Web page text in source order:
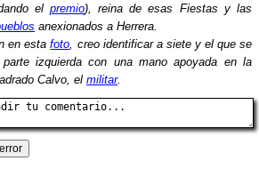
el premio), reina de esas Fiestas y las
anexionados a Herrera.
en estafoto , creo identificar a siete y el que se
izquierda con una mano apoyada en la
Calvo, el militar.